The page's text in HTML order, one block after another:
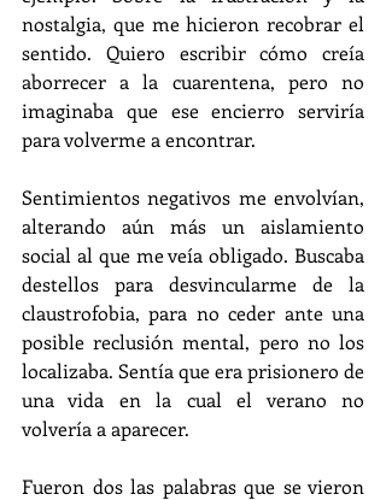
nostalgia, que me hicieron recobrar el
sentido. Quiero escribir cómo creía
aborrecer a la cuarentena, pero no
imaginaba que ese encierro serviría
para volverme a encontrar.
Sentimientos negativos me envolvían,
alterando aún más un aislamiento
social al que me veía obligado. Buscaba
destellos para desvincularme de la
claustrofobia, para no ceder ante una
posible reclusión mental, pero no los
localizaba. Sentía que era prisionero de
una vida en la cual el verano no
volvería a aparecer.
Fueron dos las palabras que se vieron